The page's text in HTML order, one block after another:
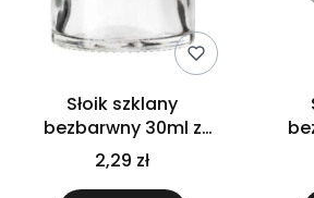
Słoik szklany
bezbarwny 30ml z
nakrętką czarną
2,29 zł